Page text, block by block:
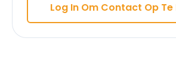
Log In Om Contact Op Te